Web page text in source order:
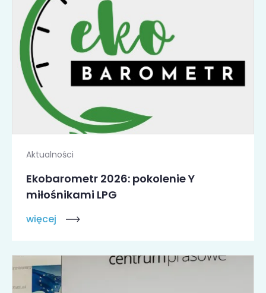
Aktualności
Ekobarometr 2026: pokolenie Y
miłośnikami LPG
więcej